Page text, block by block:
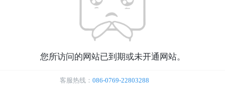
您所访问的网站已到期或未开通网站。
客服热线： 086-0769-22803288